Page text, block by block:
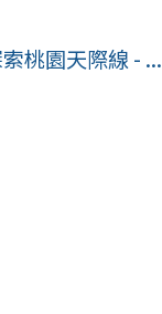
桃園天際線 - ...